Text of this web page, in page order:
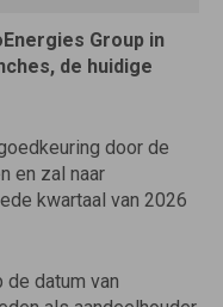
Group in
de huidige
door de
en zal naar
kwartaal van 2026
datum van